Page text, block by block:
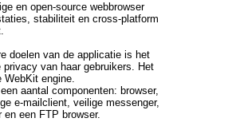
en open-source webbrowser
stabiliteit en cross-platform
doelen van de applicatie is het
privacy van haar gebruikers. Het
WebKit engine.
aantal componenten: browser,
e-mailclient, veilige messenger,
en een FTP browser.